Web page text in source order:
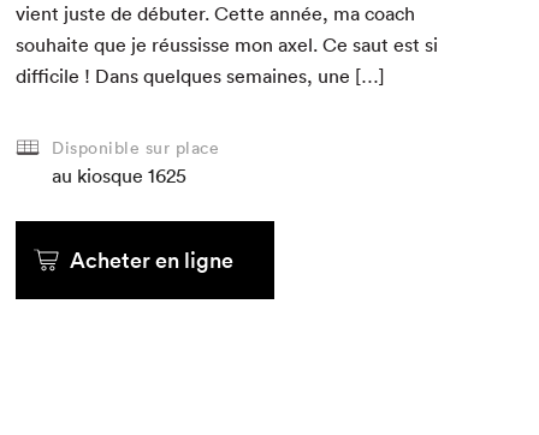
vient juste de débuter. Cette année, ma coach
souhaite que je réus­sisse mon axel. Ce saut est si
dif­fi­cile ! Dans quelques semaines, une […]
Disponible sur place
au kiosque 1625
Acheter en ligne